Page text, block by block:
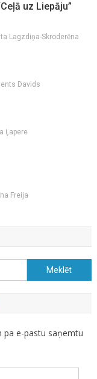
uz Liepāju”
Lagzdiņa-Skroderēna
Davids
Ļapere
Freija
Meklēt:
pa e-pastu saņemtu